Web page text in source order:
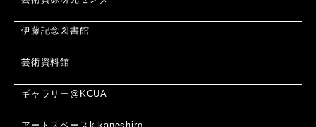
伊藤記念図書館
芸術資料館
ギャラリー@KCUA